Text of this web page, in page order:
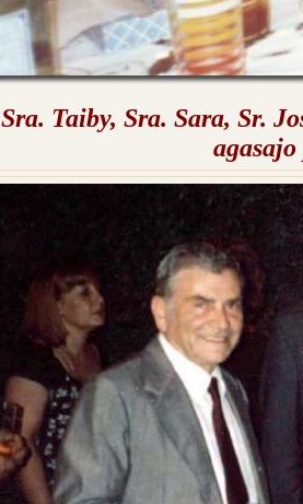
Sra. Taiby, Sra. Sara, Sr.